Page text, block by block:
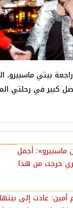
بيتي ماسبيرو،
كبير في رحلتي
أجمل
خرجت من هذا
عادت إلى بيتها